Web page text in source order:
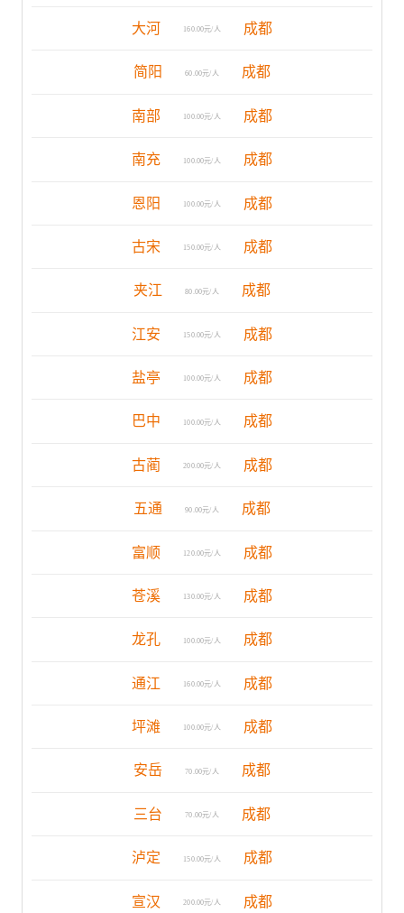
大河 160.00元/人 成都
简阳 60.00元/人 成都
南部 100.00元/人 成都
南充 100.00元/人 成都
恩阳 100.00元/人 成都
古宋 150.00元/人 成都
夹江 80.00元/人 成都
江安 150.00元/人 成都
盐亭 100.00元/人 成都
巴中 100.00元/人 成都
古蔺 200.00元/人 成都
五通 90.00元/人 成都
富顺 120.00元/人 成都
苍溪 130.00元/人 成都
龙孔 100.00元/人 成都
通江 160.00元/人 成都
坪滩 100.00元/人 成都
安岳 70.00元/人 成都
三台 70.00元/人 成都
泸定 150.00元/人 成都
宣汉 200.00元/人 成都